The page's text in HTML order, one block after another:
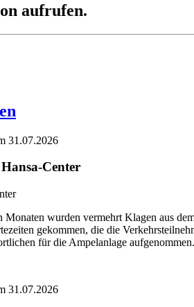
aufrufen.
31.07.2026
Center
wurden vermehrt Klagen aus
gekommen, die die
für die Ampelanlage
31.07.2026